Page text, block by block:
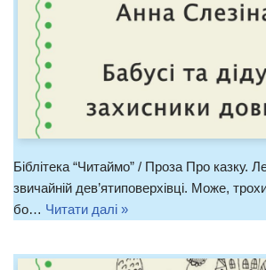
Біблітека “Читаймо” / Проза Про казку.
звичайній дев’ятиповерхівці. Може,
бо… Читати далі »